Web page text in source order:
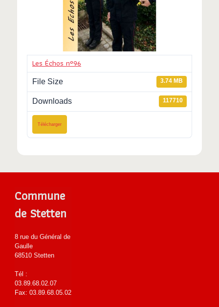
Les Échos n°96
File Size 3.74 MB
Downloads 117710
Télécharger
Commune
de Stetten
8 rue du Général de
Gaulle
68510 Stetten
Tél :
03.89.68.02.07
Fax: 03.89.68.05.02